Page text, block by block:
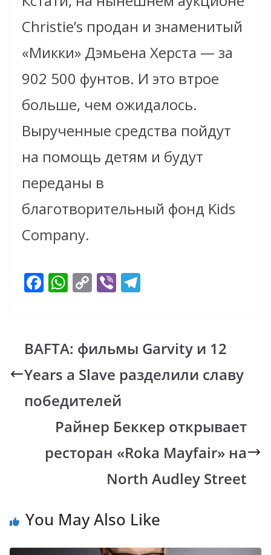
Christie’s продан и знаменитый
«Микки» Дэмьена Херста — за
902 500 фунтов. И это втрое
больше, чем ожидалось.
Вырученные средства пойдут
на помощь детям и будут
переданы в
благотворительный фонд Kids
Company.
F
b
o
o
k
W
s
A
p
p
C
y
Li
n
k
Vi
gr
a
m
BAFTA: фильмы Garvity и 12
Years a Slave разделили славу
победителей
Райнер Беккер открывает
ресторан «Roka Mayfair» на
North Audley Street
You May Also Like